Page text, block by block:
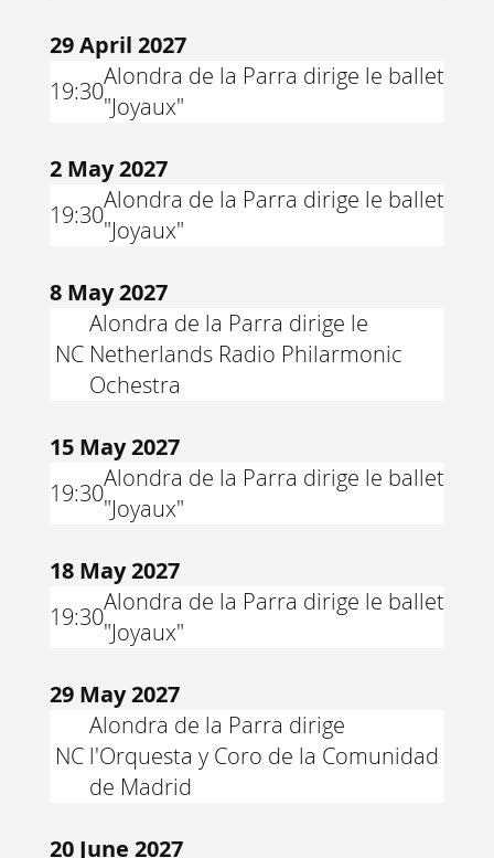
29 April 2027
19:30
Alondra de la Parra dirige le ballet
"Joyaux"
2 May 2027
19:30
Alondra de la Parra dirige le ballet
"Joyaux"
8 May 2027
NC
Alondra de la Parra dirige le
Netherlands Radio Philarmonic
Ochestra
15 May 2027
19:30
Alondra de la Parra dirige le ballet
"Joyaux"
18 May 2027
19:30
Alondra de la Parra dirige le ballet
"Joyaux"
29 May 2027
NC
Alondra de la Parra dirige
l'Orquesta y Coro de la Comunidad
de Madrid
20 June 2027